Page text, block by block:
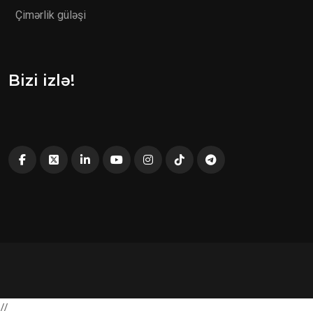
Çimərlik güləşi
Bizi izlə!
//